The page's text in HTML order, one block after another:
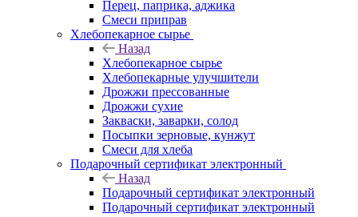
Перец, паприка, аджика
Смеси приправ
Хлебопекарное сырье
Назад
Хлебопекарное сырье
Хлебопекарные улучшители
Дрожжи прессованные
Дрожжи сухие
Закваски, заварки, солод
Посыпки зерновые, кунжут
Смеси для хлеба
Подарочный сертификат электронный
Назад
Подарочный сертификат электронный
Подарочный сертификат электронный